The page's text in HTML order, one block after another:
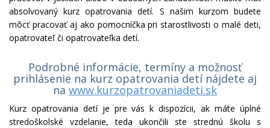
absolvovaný kurz opatrovania detí. S našim kurzom budete
môcť pracovať aj ako pomocníčka pri starostlivosti o malé deti,
opatrovateľ či opatrovateľka detí.
Podrobné informácie, termíny a možnosť
prihlásenie na kurz opatrovania detí nájdete aj
na www.kurzopatrovaniadeti.sk
Kurz opatrovania detí je pre vás k dispozícii, ak máte úplné
stredoškolské vzdelanie, teda ukončili ste strednú školu s